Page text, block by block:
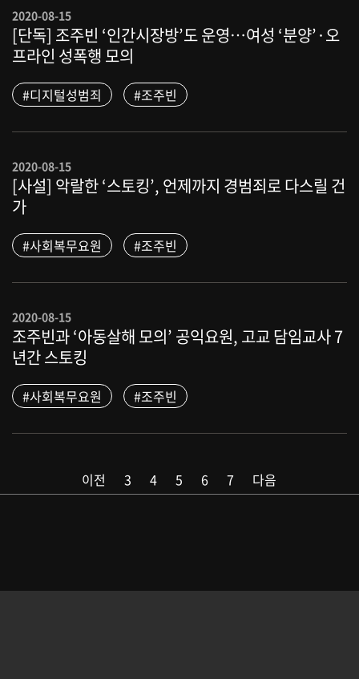
2020-08-15
[단독] 조주빈 ‘인간시장방’도 운영…여성 ‘분양’·오
프라인 성폭행 모의
#디지털성범죄 #조주빈
2020-08-15
[사설] 악랄한 ‘스토킹’, 언제까지 경범죄로 다스릴 건
가
#사회복무요원 #조주빈
2020-08-15
조주빈과 ‘아동살해 모의’ 공익요원, 고교 담임교사 7
년간 스토킹
#사회복무요원 #조주빈
이전 3 4 5 6 7 다음